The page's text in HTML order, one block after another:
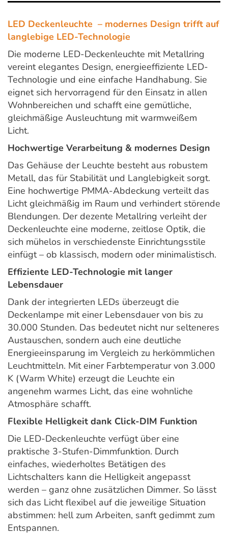
LED Deckenleuchte – modernes Design trifft auf
langlebige LED-Technologie
Die moderne LED-Deckenleuchte mit Metallring
vereint elegantes Design, energieeffiziente LED-
Technologie und eine einfache Handhabung. Sie
eignet sich hervorragend für den Einsatz in allen
Wohnbereichen und schafft eine gemütliche,
gleichmäßige Ausleuchtung mit warmweißem
Licht.
Hochwertige Verarbeitung & modernes Design
Das Gehäuse der Leuchte besteht aus robustem
Metall, das für Stabilität und Langlebigkeit sorgt.
Eine hochwertige PMMA-Abdeckung verteilt das
Licht gleichmäßig im Raum und verhindert störende
Blendungen. Der dezente Metallring verleiht der
Deckenleuchte eine moderne, zeitlose Optik, die
sich mühelos in verschiedenste Einrichtungsstile
einfügt – ob klassisch, modern oder minimalistisch.
Effiziente LED-Technologie mit langer
Lebensdauer
Dank der integrierten LEDs überzeugt die
Deckenlampe mit einer Lebensdauer von bis zu
30.000 Stunden. Das bedeutet nicht nur selteneres
Austauschen, sondern auch eine deutliche
Energieeinsparung im Vergleich zu herkömmlichen
Leuchtmitteln. Mit einer Farbtemperatur von 3.000
K (Warm White) erzeugt die Leuchte ein
angenehm warmes Licht, das eine wohnliche
Atmosphäre schafft.
Flexible Helligkeit dank Click-DIM Funktion
Die LED-Deckenleuchte verfügt über eine
praktische 3-Stufen-Dimmfunktion. Durch
einfaches, wiederholtes Betätigen des
Lichtschalters kann die Helligkeit angepasst
werden – ganz ohne zusätzlichen Dimmer. So lässt
sich das Licht flexibel auf die jeweilige Situation
abstimmen: hell zum Arbeiten, sanft gedimmt zum
Entspannen.